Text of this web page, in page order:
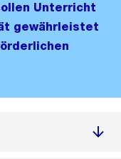
Unterricht
gewährleistet